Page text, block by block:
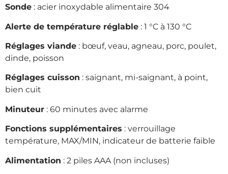
Sonde : acier inoxydable alimentaire 304
Alerte de température réglable : 1 °C à 130 °C
Réglages viande : bœuf, veau, agneau, porc, poulet,
dinde, poisson
Réglages cuisson : saignant, mi-saignant, à point,
bien cuit
Minuteur : 60 minutes avec alarme
Fonctions supplémentaires : verrouillage
température, MAX/MIN, indicateur de batterie faible
Alimentation : 2 piles AAA (non incluses)